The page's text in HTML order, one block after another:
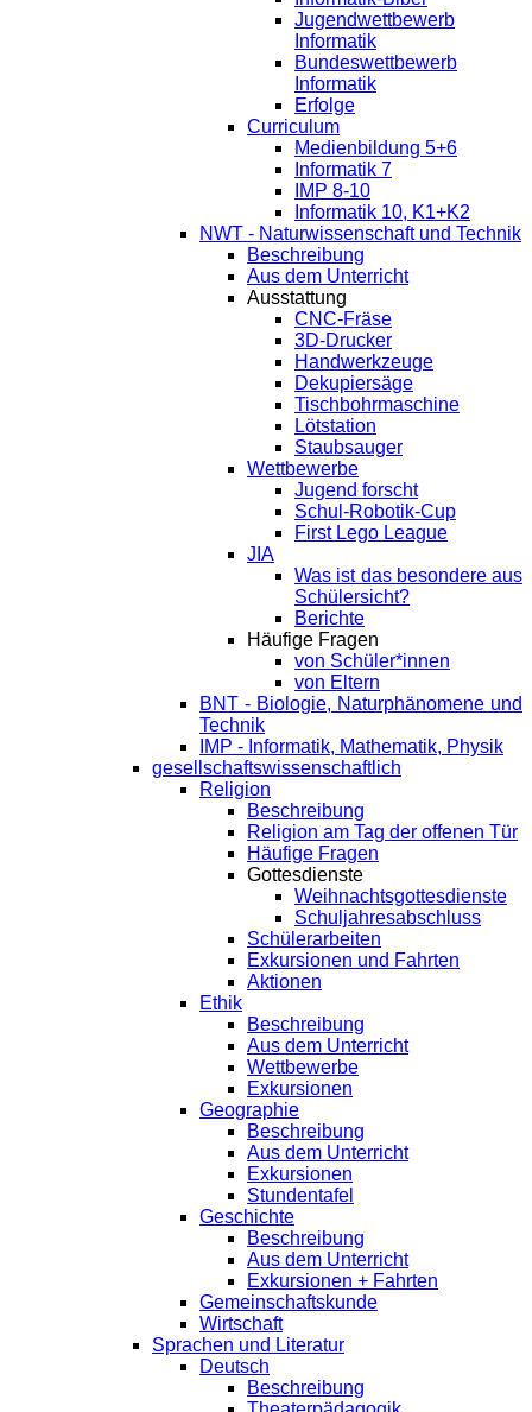
Jugendwettbewerb
Informatik
Bundeswettbewerb
Informatik
Erfolge
Curriculum
Medienbildung 5+6
Informatik 7
IMP 8-10
Informatik 10, K1+K2
NWT - Naturwissenschaft und Technik
Beschreibung
Aus dem Unterricht
Ausstattung
CNC-Fräse
3D-Drucker
Handwerkzeuge
Dekupiersäge
Tischbohrmaschine
Lötstation
Staubsauger
Wettbewerbe
Jugend forscht
Schul-Robotik-Cup
First Lego League
JIA
Was ist das besondere aus
Schülersicht?
Berichte
Häufige Fragen
von Schüler*innen
von Eltern
BNT - Biologie, Naturphänomene und
Technik
IMP - Informatik, Mathematik, Physik
gesellschaftswissenschaftlich
Religion
Beschreibung
Religion am Tag der offenen Tür
Häufige Fragen
Gottesdienste
Weihnachtsgottesdienste
Schuljahresabschluss
Schülerarbeiten
Exkursionen und Fahrten
Aktionen
Ethik
Beschreibung
Aus dem Unterricht
Wettbewerbe
Exkursionen
Geographie
Beschreibung
Aus dem Unterricht
Exkursionen
Stundentafel
Geschichte
Beschreibung
Aus dem Unterricht
Exkursionen + Fahrten
Gemeinschaftskunde
Wirtschaft
Sprachen und Literatur
Deutsch
Beschreibung